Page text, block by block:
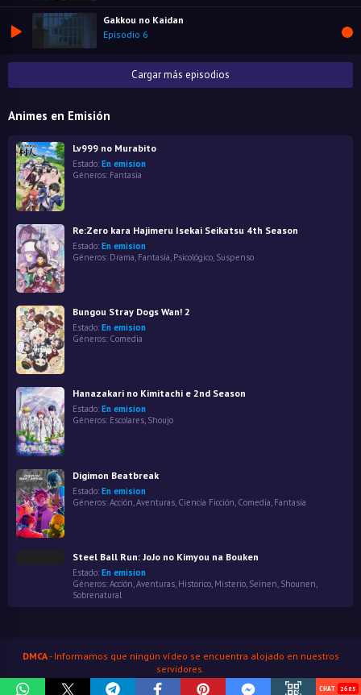
Gakkou no Kaidan
Episodio 6
Cargar más episodios
Animes en Emisión
Lv999 no Murabito
Estado: En emision
Géneros: Fantasía
Re:Zero kara Hajimeru Isekai Seikatsu 4th Season
Estado: En emision
Géneros: Drama Fantasía Psicológico Suspenso
Bungou Stray Dogs Wan! 2
Estado: En emision
Géneros: Comedia
Hanazakari no Kimitachi e 2nd Season
Estado: En emision
Géneros: Escolares, Shoujo
Digimon Beatbreak
Estado: En emision
Géneros: Acción Aventuras Ciencia Ficción Comedia Fantasía
Steel Ball Run: JoJo no Kimyou na Bouken
Estado: En emision
Géneros: Acción,Aventuras, Historico, Misterio, Seinen, Shounen
Sobrenatural
DMCA- Informamos que ningún vídeo se encuentra alojado en nuestros
servidores.
HenaoJara© Copyright 2026
2685